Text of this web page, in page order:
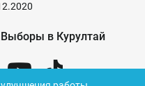
Выборы в Курултай